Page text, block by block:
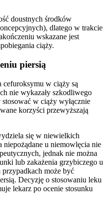
doustnych środków
dlatego w trakcie
wskazane jest
ciąży.
piersią
cefuroksymu w ciąży są
nie wykazały szkodliwego
w ciąży wyłącznie
korzyści przewyższają
się w niewielkich
niepożądane u niemowlęcia nie
jednak nie można
lub zakażenia grzybiczego u
może być
Decyzję o stosowaniu leku
lekarz po ocenie stosunku